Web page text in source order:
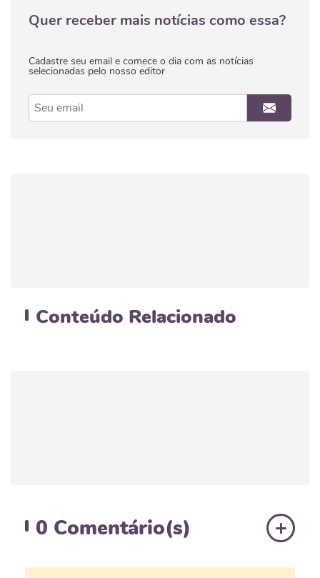
Quer receber mais notícias como essa?
Cadastre seu email e comece o dia com as notícias
selecionadas pelo nosso editor
Conteúdo Relacionado
0 Comentário(s)